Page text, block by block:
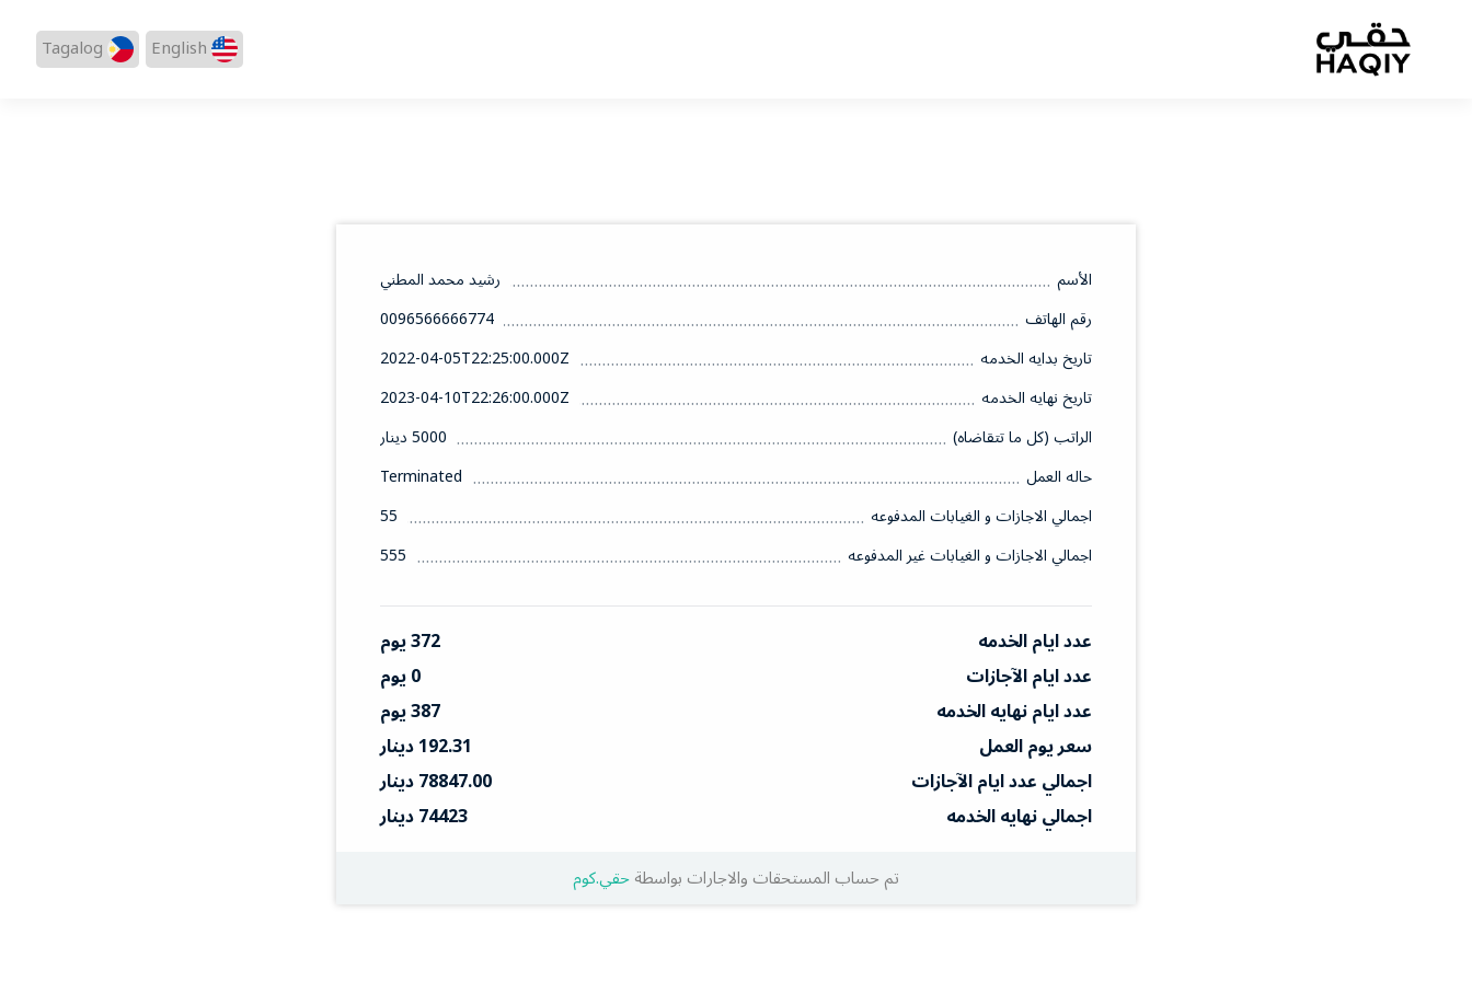
English
Tagalog
الأسم
رشيد محمد المطني
رقم الهاتف
0096566666774
تاريخ بدايه الخدمه
2022-04-05T22:25:00.000Z
تاريخ نهايه الخدمه
2023-04-10T22:26:00.000Z
الراتب (كل ما تتقاضاه)
5000 دينار
حاله العمل
Terminated
اجمالي الاجازات و الغيابات المدفوعه
55
اجمالي الاجازات و الغيابات غير المدفوعه
555
عدد ايام الخدمه
372 يوم
عدد ايام الآجازات
0 يوم
عدد ايام نهايه الخدمه
387 يوم
سعر يوم العمل
192.31 دينار
اجمالي عدد ايام الآجازات
78847.00 دينار
اجمالي نهايه الخدمه
74423 دينار
تم حساب المستحقات والاجارات بواسطةحقي.كوم